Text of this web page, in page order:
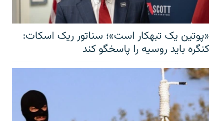
«پوتین یک تبهکار است»؛ سناتور ریک اسکات:
کنگره باید روسیه را پاسخگو کند